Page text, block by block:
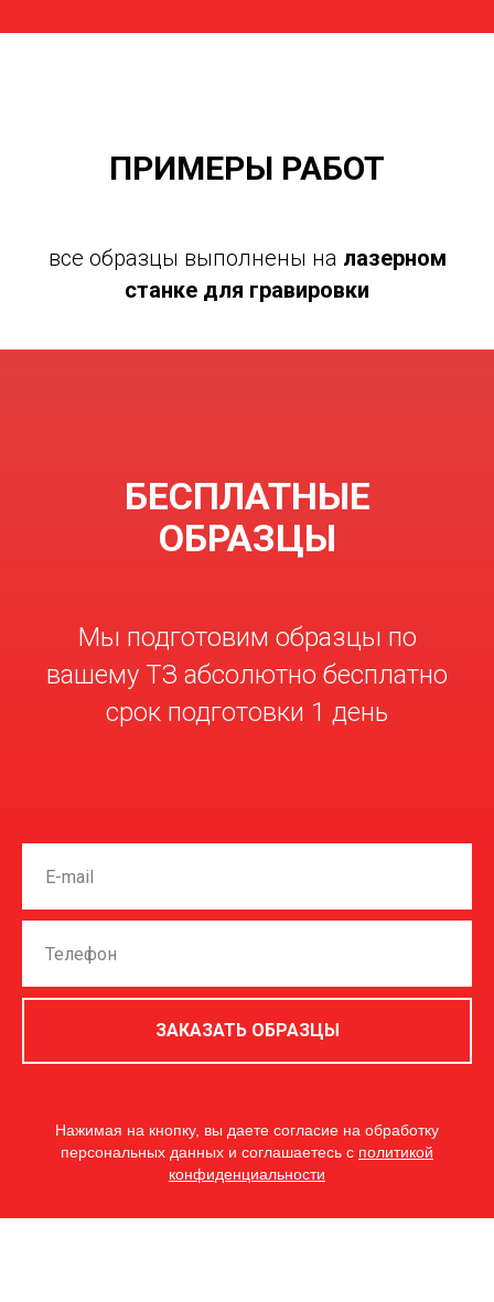
ПРИМЕРЫ РАБОТ
все образцы выполнены на лазерном
станке для гравировки
БЕСПЛАТНЫЕ
ОБРАЗЦЫ
Мы подготовим образцы по
вашему ТЗ абсолютно бесплатно
срок подготовки 1 день
ЗАКАЗАТЬ ОБРАЗЦЫ
Нажимая на кнопку, вы даете согласие на обработку
персональных данных и соглашаетесь c политикой
конфиденциальности